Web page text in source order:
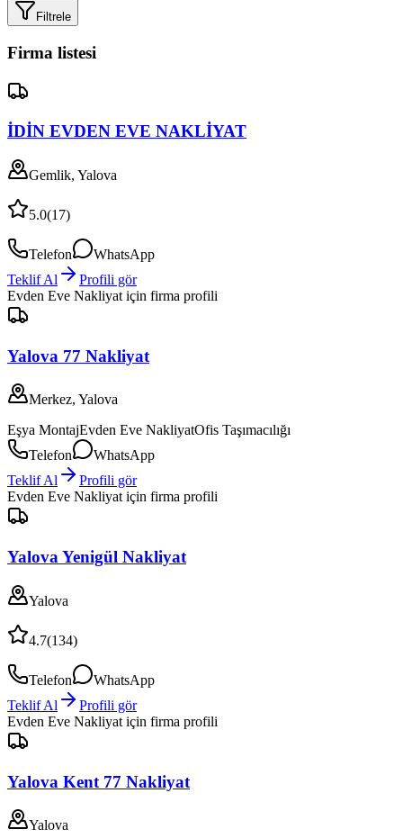
Filtrele
Firma listesi
İDİN EVDEN EVE NAKLİYAT
Gemlik, Yalova
5.0(17)
Telefon
WhatsApp
Teklif Al
Profili gör
Evden Eve Nakliyat için firma profili
Yalova 77 Nakliyat
Merkez, Yalova
Eşya MontajEvden Eve NakliyatOfis Taşımacılığı
Telefon
WhatsApp
Teklif Al
Profili gör
Evden Eve Nakliyat için firma profili
Yalova Yenigül Nakliyat
Yalova
4.7(134)
Telefon
WhatsApp
Teklif Al
Profili gör
Evden Eve Nakliyat için firma profili
Yalova Kent 77 Nakliyat
Yalova